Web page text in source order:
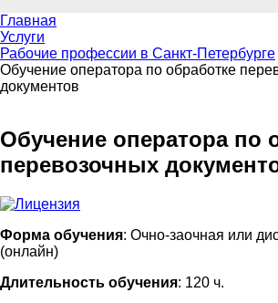
Главная
Услуги
Рабочие профессии в Санкт-Петербурге
Обучение оператора по обработке
документов
Обучение оператора по
перевозочных
Форма обучения: Очно-заочная или
(онлайн)
Длительность обучения: 120 ч.